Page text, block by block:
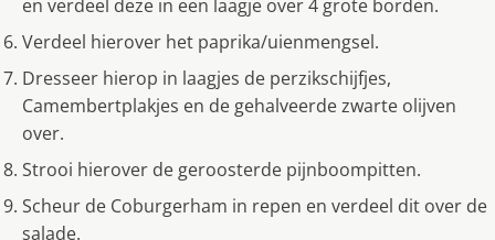
en verdeel deze in een laagje over 4 grote borden.
Verdeel hierover het paprika/uienmengsel.
Dresseer hierop in laagjes de perzikschijfjes,
Camembertplakjes en de gehalveerde zwarte olijven
over.
Strooi hierover de geroosterde pijnboompitten.
Scheur de Coburgerham in repen en verdeel dit over de
salade.